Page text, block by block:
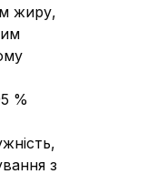
жиру,
%
з